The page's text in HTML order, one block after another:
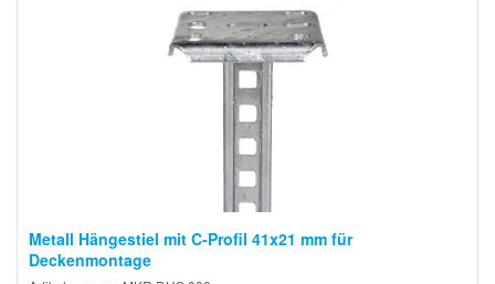
Metall Hängestiel mit C-Profil 41x21 mm für
Deckenmontage